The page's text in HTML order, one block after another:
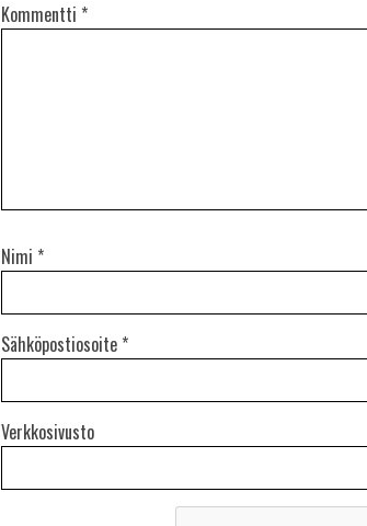
Kommentti *
Nimi *
Sähköpostiosoite *
Verkkosivusto